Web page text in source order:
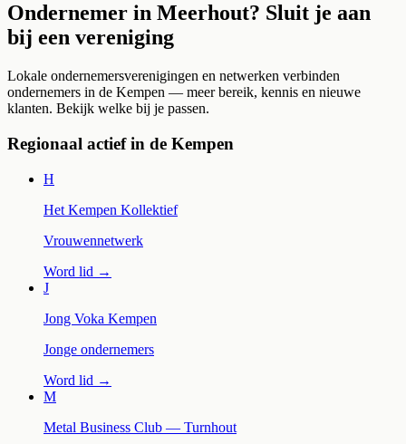
Ondernemer in Meerhout? Sluit je aan
bij een vereniging
Lokale ondernemersverenigingen en netwerken verbinden
ondernemers in de Kempen — meer bereik, kennis en nieuwe
klanten. Bekijk welke bij je passen.
Regionaal actief in de Kempen
H
Het Kempen Kollektief
Vrouwennetwerk
Word lid →
J
Jong Voka Kempen
Jonge ondernemers
Word lid →
M
Metal Business Club — Turnhout